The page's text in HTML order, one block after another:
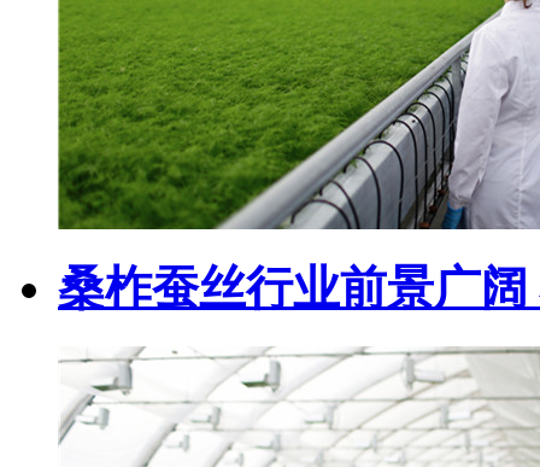
桑柞蚕丝行业前景广